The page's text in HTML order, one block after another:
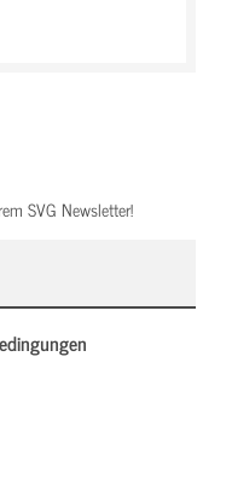
SVG Newsletter!